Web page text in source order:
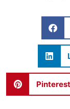
Pinterest